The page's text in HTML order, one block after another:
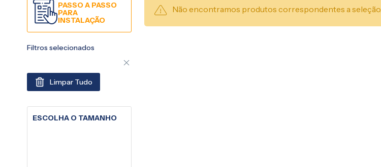
Não encontramos produtos correspondentes a seleção.
Filtros selecionados
Limpar Tudo
ESCOLHA O TAMANHO
PASSO A PASSO
PARA
INSTALAÇÃO